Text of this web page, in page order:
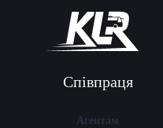
Співпраця
Агентам